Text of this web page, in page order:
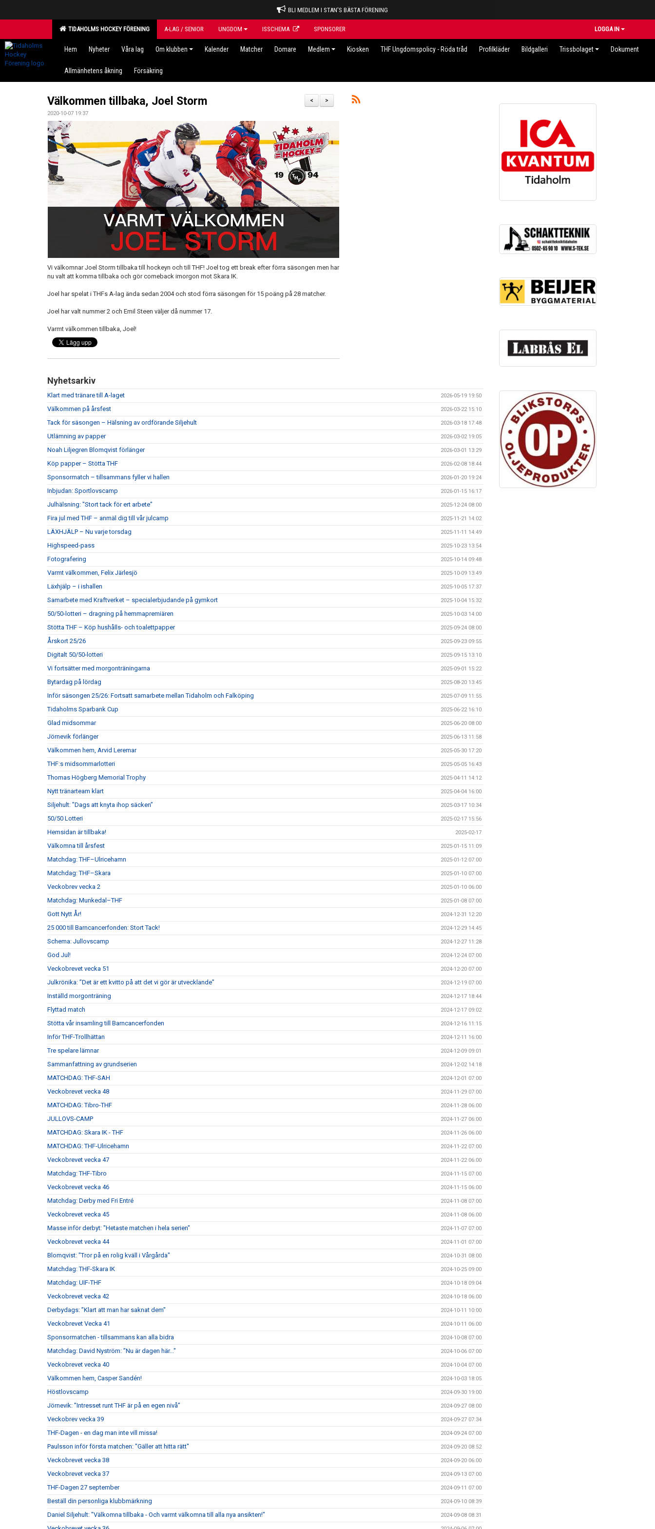
BLI MEDLEM I STAN'S BÄSTA FÖRENING
TIDAHOLMS HOCKEY FÖRENING A-LAG / SENIOR UNGDOM ISSCHEMA SPONSORER LOGGA IN
Hem Nyheter Våra lag Om klubben Kalender Matcher Domare Medlem Kiosken THF Ungdomspolicy - Röda tråd Profilkläder Bildgalleri Trissbolaget Dokument
Allmänhetens åkning Försäkring
>
<
Välkommen tillbaka, Joel Storm
2020-10-07 19:37
Vi välkomnar Joel Storm tillbaka till hockeyn och till THF! Joel tog ett break efter förra säsongen men har
nu valt att komma tillbaka och gör comeback imorgon mot Skara IK.
Joel har spelat i THFs A-lag ända sedan 2004 och stod förra säsongen för 15 poäng på 28 matcher.
Joel har valt nummer 2 och Emil Steen väljer då nummer 17.
Varmt välkommen tillbaka, Joel!
Nyhetsarkiv
Klart med tränare till A-laget 2026-05-19 19:50
Välkommen på årsfest 2026-03-22 15:10
Tack för säsongen – Hälsning av ordförande Siljehult 2026-03-18 17:48
Utlämning av papper 2026-03-02 19:05
Noah Liljegren Blomqvist förlänger 2026-03-01 13:29
Köp papper – Stötta THF 2026-02-08 18:44
Sponsormatch – tillsammans fyller vi hallen 2026-01-20 19:24
Inbjudan: Sportlovscamp 2026-01-15 16:17
Julhälsning: "Stort tack för ert arbete" 2025-12-24 08:00
Fira jul med THF – anmäl dig till vår julcamp 2025-11-21 14:02
LÄXHJÄLP – Nu varje torsdag 2025-11-11 14:49
Highspeed-pass 2025-10-23 13:54
Fotografering 2025-10-14 09:48
Varmt välkommen, Felix Järlesjö 2025-10-09 13:49
Läxhjälp – i ishallen 2025-10-05 17:37
Samarbete med Kraftverket – specialerbjudande på gymkort 2025-10-04 15:32
50/50-lotteri – dragning på hemmapremiären 2025-10-03 14:00
Stötta THF – Köp hushålls- och toalettpapper 2025-09-24 08:00
Årskort 25/26 2025-09-23 09:55
Digitalt 50/50-lotteri 2025-09-15 13:10
Vi fortsätter med morgonträningarna 2025-09-01 15:22
Bytardag på lördag 2025-08-20 13:45
Inför säsongen 25/26: Fortsatt samarbete mellan Tidaholm och Falköping 2025-07-09 11:55
Tidaholms Sparbank Cup 2025-06-22 16:10
Glad midsommar 2025-06-20 08:00
Jörnevik förlänger 2025-06-13 11:58
Välkommen hem, Arvid Leremar 2025-05-30 17:20
THF:s midsommarlotteri 2025-05-05 16:43
Thomas Högberg Memorial Trophy 2025-04-11 14:12
Nytt tränarteam klart 2025-04-04 16:00
Siljehult: ”Dags att knyta ihop säcken” 2025-03-17 10:34
50/50 Lotteri 2025-02-17 15:56
Hemsidan är tillbaka! 2025-02-17
Välkomna till årsfest 2025-01-15 11:09
Matchdag: THF–Ulricehamn 2025-01-12 07:00
Matchdag: THF–Skara 2025-01-10 07:00
Veckobrev vecka 2 2025-01-10 06:00
Matchdag: Munkedal–THF 2025-01-08 07:00
Gott Nytt År! 2024-12-31 12:20
25 000 till Barncancerfonden: Stort Tack! 2024-12-29 14:45
Schema: Jullovscamp 2024-12-27 11:28
God Jul! 2024-12-24 07:00
Veckobrevet vecka 51 2024-12-20 07:00
Julkrönika: ”Det är ett kvitto på att det vi gör är utvecklande” 2024-12-19 07:00
Inställd morgonträning 2024-12-17 18:44
Flyttad match 2024-12-17 09:02
Stötta vår insamling till Barncancerfonden 2024-12-16 11:15
Inför THF-Trollhättan 2024-12-11 16:00
Tre spelare lämnar 2024-12-09 09:01
Sammanfattning av grundserien 2024-12-02 14:18
MATCHDAG: THF-SAH 2024-12-01 07:00
Veckobrevet vecka 48 2024-11-29 07:00
MATCHDAG: Tibro-THF 2024-11-28 06:00
JULLOVS-CAMP 2024-11-27 06:00
MATCHDAG: Skara IK - THF 2024-11-26 06:00
MATCHDAG: THF-Ulricehamn 2024-11-22 07:00
Veckobrevet vecka 47 2024-11-22 06:00
Matchdag: THF-Tibro 2024-11-15 07:00
Veckobrevet vecka 46 2024-11-15 06:00
Matchdag: Derby med Fri Entré 2024-11-08 07:00
Veckobrevet vecka 45 2024-11-08 06:00
Masse inför derbyt: "Hetaste matchen i hela serien" 2024-11-07 07:00
Veckobrevet vecka 44 2024-11-01 07:00
Blomqvist: "Tror på en rolig kväll i Vårgårda" 2024-10-31 08:00
Matchdag: THF-Skara IK 2024-10-25 09:00
Matchdag: UIF-THF 2024-10-18 09:04
Veckobrevet vecka 42 2024-10-18 06:00
Derbydags: ”Klart att man har saknat dem" 2024-10-11 10:00
Veckobrevet Vecka 41 2024-10-11 06:00
Sponsormatchen - tillsammans kan alla bidra 2024-10-08 07:00
Matchdag: David Nyström: ”Nu är dagen här..." 2024-10-06 07:00
Veckobrevet vecka 40 2024-10-04 07:00
Välkommen hem, Casper Sandén! 2024-10-03 18:05
Höstlovscamp 2024-09-30 19:00
Jörnevik: ”Intresset runt THF är på en egen nivå” 2024-09-27 08:00
Veckobrev vecka 39 2024-09-27 07:34
THF-Dagen - en dag man inte vill missa! 2024-09-24 07:00
Paulsson inför första matchen: "Gäller att hitta rätt" 2024-09-20 08:52
Veckobrevet vecka 38 2024-09-20 06:00
Veckobrevet vecka 37 2024-09-13 07:00
THF-Dagen 27 september 2024-09-11 07:00
Beställ din personliga klubbmärkning 2024-09-10 08:39
Daniel Siljehult: "Välkomna tillbaka - Och varmt välkomna till alla nya ansikten!" 2024-09-08 08:31